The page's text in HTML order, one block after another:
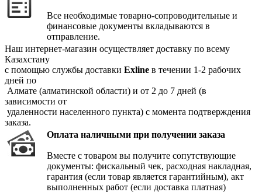
Все необходимые товарно-сопроводительные и
финансовые документы вкладываются в
отправление.
Наш интернет-магазин осуществляет доставку по всему
Казахстану
с помощью службы доставки Exline в течении 1-2 рабочих
дней по
Алмате (алматинской области) и от 2 до 7 дней (в
зависимости от
удаленности населенного пункта) с момента подтверждения
заказа.
Оплата наличными при получении заказа
Вместе с товаром вы получите сопутствующие
документы: фискальный чек, расходная накладная,
гарантия (если товар является гарантийным), акт
выполненных работ (если доставка платная)